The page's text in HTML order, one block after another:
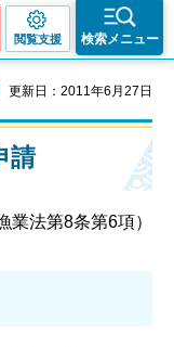
閲覧支援 検索メニュー
更新日：2011年6月27日
請
業法第8条第6項）